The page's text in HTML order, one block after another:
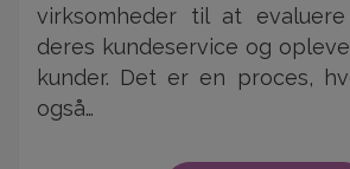
virksomheder til at
deres kundeservice og
kunder. Det er en proces,
også…